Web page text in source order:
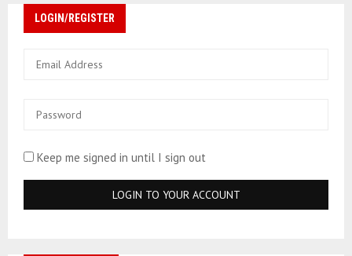
LOGIN/REGISTER
Keep me signed in until I sign out